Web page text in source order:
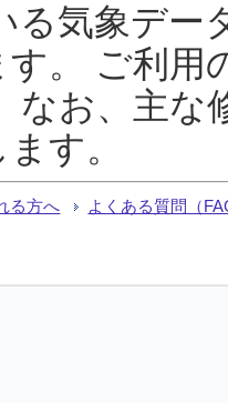
気象デー
。 ご利用
なお、主な
す。
る方へ よくある質問（